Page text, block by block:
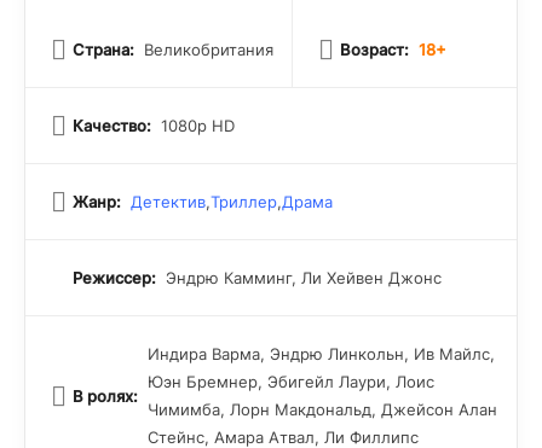
Страна: Великобритания Возраст: 18+
Качество: 1080p HD
Жанр: Детектив,Триллер,Драма
Режиссер: Эндрю Камминг, Ли Хейвен Джонс
В ролях:
Индира Варма, Эндрю Линкольн, Ив Майлс,
Юэн Бремнер, Эбигейл Лаури, Лоис
Чимимба, Лорн Макдональд, Джейсон Алан
Стейнс, Амара Атвал, Ли Филлипс